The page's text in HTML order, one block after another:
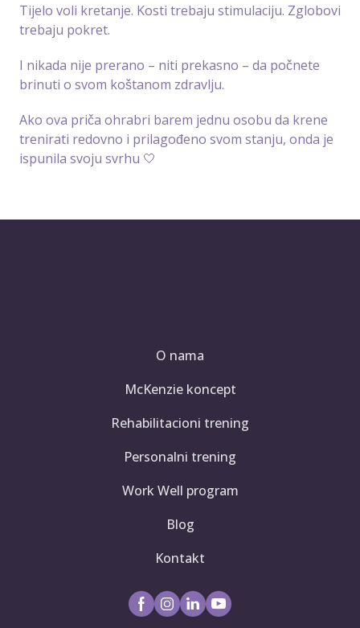
Tijelo voli kretanje. Kosti trebaju stimulaciju. Zglobovi
trebaju pokret.
I nikada nije prerano – niti prekasno – da počnete
brinuti o svom koštanom zdravlju.
Ako ova priča ohrabri barem jednu osobu da krene
trenirati redovno i prilagođeno svom stanju, onda je
ispunila svoju svrhu 🤍
O nama
McKenzie koncept
Rehabilitacioni trening
Personalni trening
Work Well program
Blog
Kontakt